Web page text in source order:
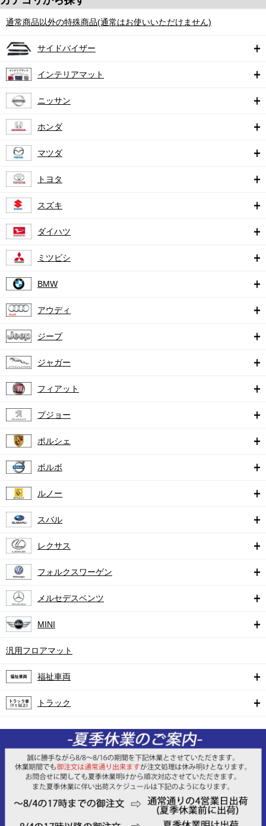
通常商品以外の特殊商品(通常はお使いいただけません)
サイドバイザー
インテリアマット
ニッサン
ホンダ
マツダ
トヨタ
スズキ
ダイハツ
ミツビシ
BMW
アウディ
ジープ
ジャガー
フィアット
プジョー
ポルシェ
ボルボ
ルノー
スバル
レクサス
フォルクスワーゲン
メルセデスベンツ
MINI
汎用フロアマット
福祉車両
トラック